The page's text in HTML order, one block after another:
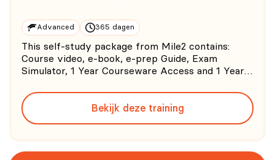
Advanced 365 dagen
This self-study package from Mile2 contains:
Course video, e-book, e-prep Guide, Exam
Simulator, 1 Year Courseware Access and 1 Year
Bekijk deze training